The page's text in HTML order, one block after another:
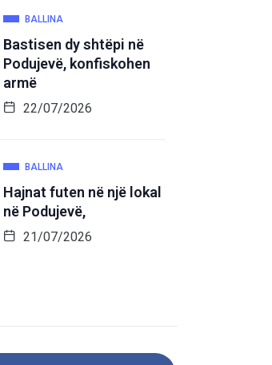
BALLINA
Bastisen dy shtëpi në
Podujevë, konfiskohen
armë
22/07/2026
BALLINA
Hajnat futen në një lokal
në Podujevë,
21/07/2026